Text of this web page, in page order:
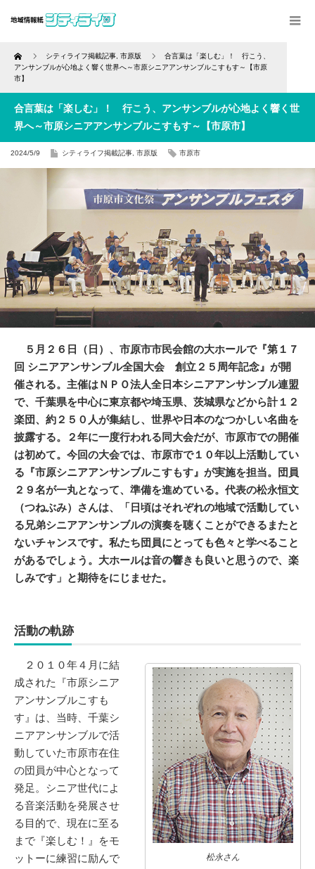
Home シティライフ掲載記事 市原版
合言葉は「楽しむ」！ 行こう、
アンサンブルが心地よく響く世界へ～市原シニアアンサンブルこすもす～【市原
市】
合言葉は「楽しむ」！ 行こう、アンサンブルが心地よく響く世
界へ～市原シニアアンサンブルこすもす～【市原市】
2024/5/9 シティライフ掲載記事 市原版 市原市
５月２６日（日）、市原市市民会館の大ホールで『第１７
回 シニアアンサンブル全国大会 創立２５周年記念』が開
催される。主催はＮＰＯ法人全日本シニアアンサンブル連盟
で、千葉県を中心に東京都や埼玉県、茨城県などから計１２
楽団、約２５０人が集結し、世界や日本のなつかしい名曲を
披露する。２年に一度行われる同大会だが、市原市での開催
は初めて。今回の大会では、市原市で１０年以上活動してい
る『市原シニアアンサンブルこすもす』が実施を担当。団員
２９名が一丸となって、準備を進めている。代表の松永恒文
（つねぶみ）さんは、「日頃はそれぞれの地域で活動してい
る兄弟シニアアンサンブルの演奏を聴くことができるまたと
ないチャンスです。私たち団員にとっても色々と学べること
があるでしょう。大ホールは音の響きも良いと思うので、楽
しみです」と期待をにじませた。
活動の軌跡
松永さん
２０１０年４月に結
成された『市原シニア
アンサンブルこすも
す』は、当時、千葉シ
ニアアンサンブルで活
動していた市原市在住
の団員が中心となって
発足。シニア世代によ
る音楽活動を発展させ
る目的で、現在に至る
まで『楽しむ！』をモ
ットーに練習に励んで